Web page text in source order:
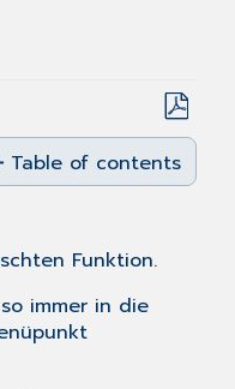
Save
as
PDF
Table of contents
Funktion.
immer in die